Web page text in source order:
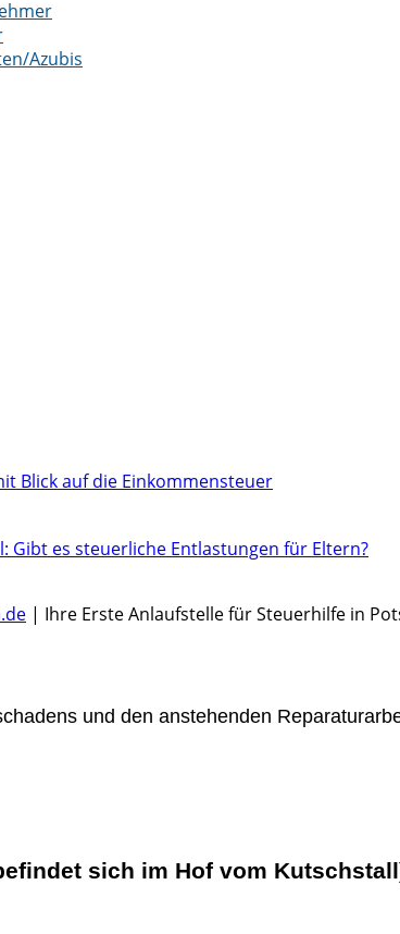
Azubis
Blick auf die Einkommensteuer
Gibt es steuerliche Entlastungen für Eltern?
| Ihre Erste Anlaufstelle für Steuerhilfe in
und den anstehenden
sich im Hof vom